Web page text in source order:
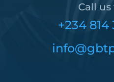
Call
+234 814